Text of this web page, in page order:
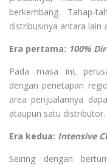
berkembang. Tahap-
distribusinya antara lain
Era pertama: 100%
Pada masa ini,
dengan penetapan
area penjualannya
ataupun satu distributor.
Era kedua: Intensive
Seiring dengan